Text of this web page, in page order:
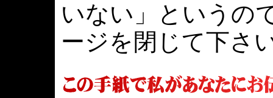
いない」というの
ージを閉じて下さ